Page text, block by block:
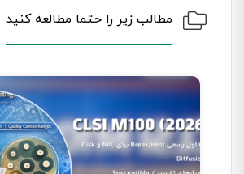
مطالب زیر را حتما مطالعه کنید